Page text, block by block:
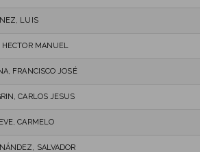
LUIS
HECTOR MANUEL
FRANCISCO JOSÉ
CARLOS JESUS
CARMELO
SALVADOR